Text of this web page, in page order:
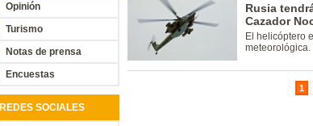
Opinión
Turismo
Notas de prensa
Encuestas
REDES SOCIALES
Rusia
Cazador
El helicóptero
meteorológica.
1